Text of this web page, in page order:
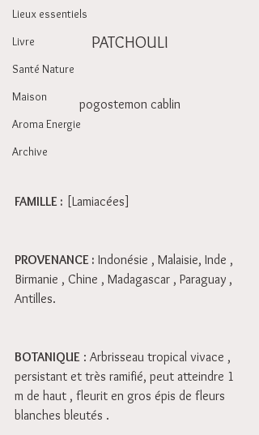
Lieux essentiels
Livre
Santé Nature
Maison
Aroma Energie
Archive
PATCHOULI
pogostemon cablin
FAMILLE : [Lamiacées]
PROVENANCE : Indonésie , Malaisie, Inde ,
Birmanie , Chine , Madagascar , Paraguay ,
Antilles.
BOTANIQUE : Arbrisseau tropical vivace ,
persistant et très ramifié, peut atteindre 1
m de haut , fleurit en gros épis de fleurs
blanches bleutés .